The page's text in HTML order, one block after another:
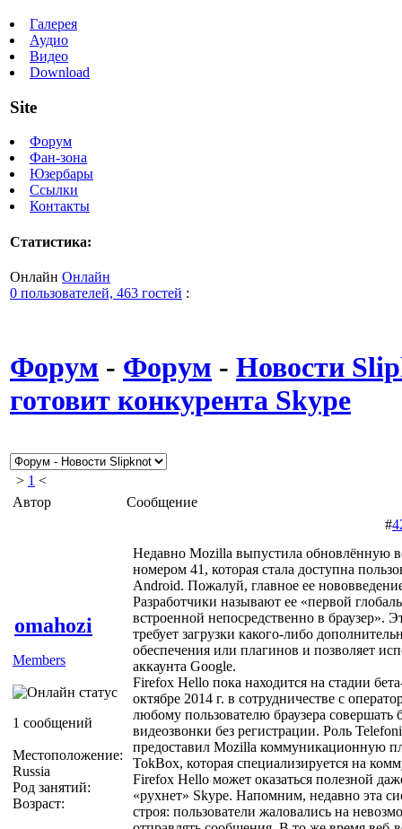
Галерея
Аудио
Видео
Download
Site
Форум
Фан-зона
Юзербары
Ссылки
Контакты
Статистика:
Онлайн Онлайн
0 пользователей, 463 гостей :
Форум - Форум - Новости
готовит конкурента Skype
> 1 <
Автор
Сообщение
omahozi
Members
1 сообщений
Местоположение:
Russia
Род занятий:
Возраст:
#
Недавно Mozilla выпустила обновлённую
номером 41, которая стала доступна
Android. Пожалуй, главное ее
Разработчики называют ее «первой
встроенной непосредственно в браузер».
требует загрузки какого-либо
обеспечения или плагинов и позволяет
аккаунта Google.
Firefox Hello пока находится на стадии
октябре 2014 г. в сотрудничестве с
любому пользователю браузера совершать
видеозвонки без регистрации. Роль
предоставил Mozilla коммуникационную
TokBox, которая специализируется на
Firefox Hello может оказаться полезной
«рухнет» Skype. Напомним, недавно эта
строя: пользователи жаловались на